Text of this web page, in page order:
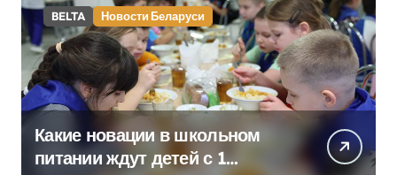
BELTA Новости Беларуси
Какие новации в школьном
питании ждут детей с 1